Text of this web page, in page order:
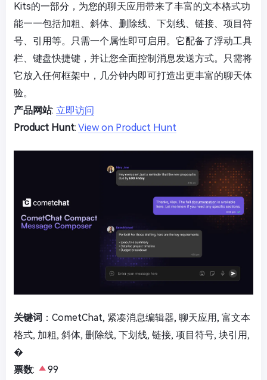
Kits的一部分，为您的聊天应用带来了丰富的文本格式功
能——包括加粗、斜体、删除线、下划线、链接、项目符
号、引用等。只需一个属性即可启用。它配备了浮动工具
栏、键盘快捷键，并让您全面控制消息发送方式。只需将
它放入任何框架中，几分钟内即可打造出更丰富的聊天体
验。
产品网站: 立即访问
Product Hunt: View on Product Hunt
关键词 ：CometChat, 紧凑消息编辑器, 聊天应用, 富文本
格式, 加粗, 斜体, 删除线, 下划线, 链接, 项目符号, 块引用,
�
票数:
99